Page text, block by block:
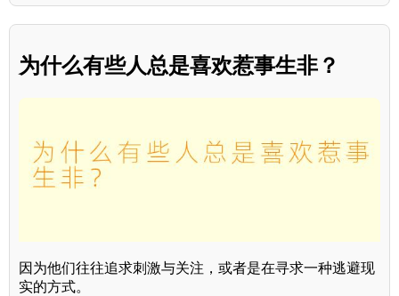
为什么有些人总是喜欢惹事生非？
因为他们往往追求刺激与关注，或者是在寻求一种逃避现
实的方式。